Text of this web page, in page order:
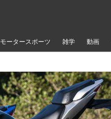
モータースポーツ 雑学 動画